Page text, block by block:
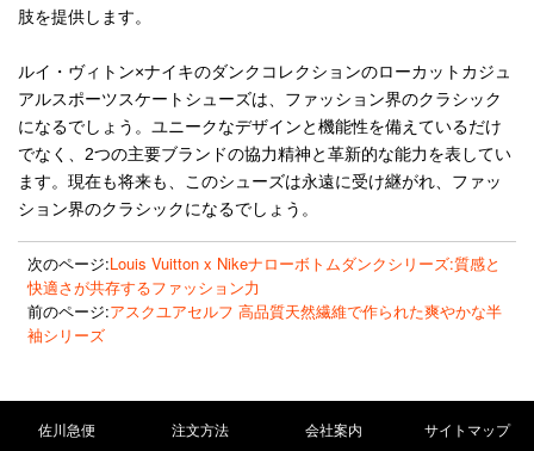
肢を提供します。
ルイ・ヴィトン×ナイキのダンクコレクションのローカットカジュ
アルスポーツスケートシューズは、ファッション界のクラシック
になるでしょう。ユニークなデザインと機能性を備えているだけ
でなく、2つの主要ブランドの協力精神と革新的な能力を表してい
ます。現在も将来も、このシューズは永遠に受け継がれ、ファッ
ション界のクラシックになるでしょう。
次のページ:Louis Vuitton x Nikeナローボトムダンクシリーズ:質感と
快適さが共存するファッション力
前のページ:アスクユアセルフ 高品質天然繊維で作られた爽やかな半
袖シリーズ
佐川急便 注文方法 会社案内 サイトマップ